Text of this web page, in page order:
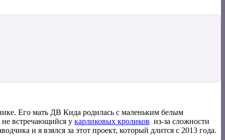
Его мать ДВ Кида родилась с маленьким белым
не встречающийся у карликовых кроликов из-за сложности
и я взялся за этот проект, который длится с 2013 года.